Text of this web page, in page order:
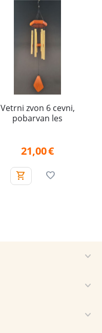
Vetrni zvon 6 cevni,
pobarvan les
21,00€